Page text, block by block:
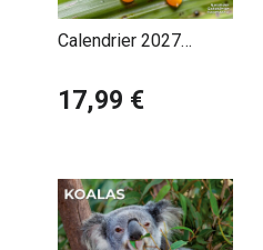
Calendrier 2027
17,99 €